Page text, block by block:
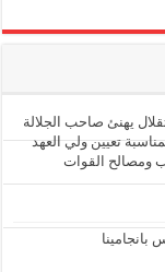
يهنئ صاحب الجلالة
تعيين ولي العهد
ومصالح القوات